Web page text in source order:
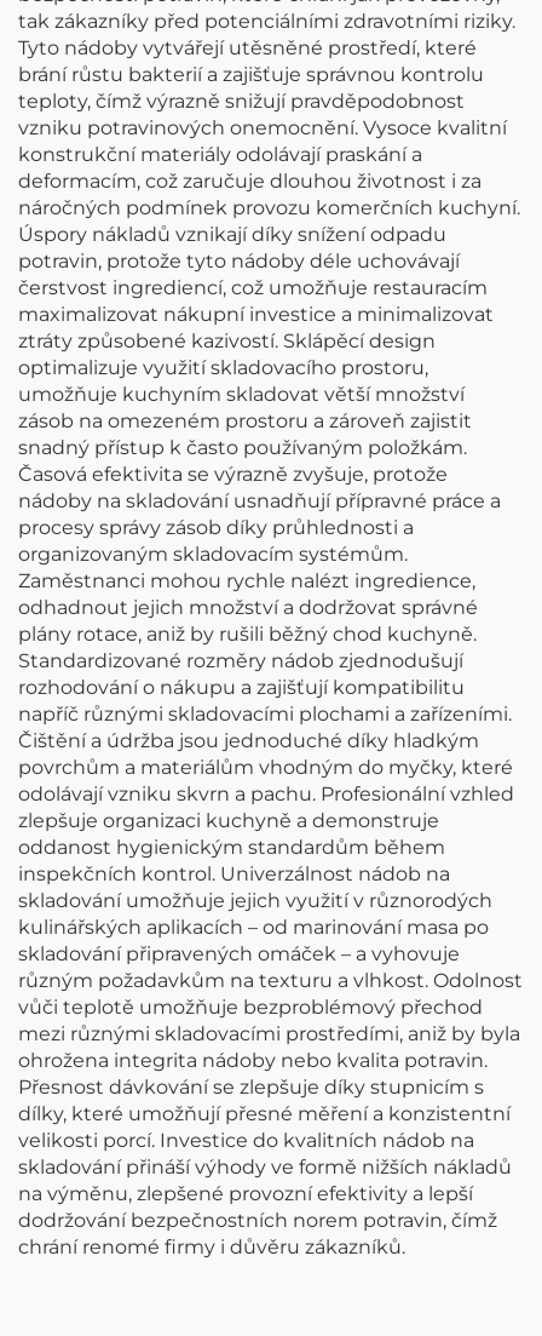
tak zákazníky před potenciálními zdravotními riziky.
Tyto nádoby vytvářejí utěsněné prostředí, které
brání růstu bakterií a zajišťuje správnou kontrolu
teploty, čímž výrazně snižují pravděpodobnost
vzniku potravinových onemocnění. Vysoce kvalitní
konstrukční materiály odolávají praskání a
deformacím, což zaručuje dlouhou životnost i za
náročných podmínek provozu komerčních kuchyní.
Úspory nákladů vznikají díky snížení odpadu
potravin, protože tyto nádoby déle uchovávají
čerstvost ingrediencí, což umožňuje restauracím
maximalizovat nákupní investice a minimalizovat
ztráty způsobené kazivostí. Sklápěcí design
optimalizuje využití skladovacího prostoru,
umožňuje kuchyním skladovat větší množství
zásob na omezeném prostoru a zároveň zajistit
snadný přístup k často používaným položkám.
Časová efektivita se výrazně zvyšuje, protože
nádoby na skladování usnadňují přípravné práce a
procesy správy zásob díky průhlednosti a
organizovaným skladovacím systémům.
Zaměstnanci mohou rychle nalézt ingredience,
odhadnout jejich množství a dodržovat správné
plány rotace, aniž by rušili běžný chod kuchyně.
Standardizované rozměry nádob zjednodušují
rozhodování o nákupu a zajišťují kompatibilitu
napříč různými skladovacími plochami a zařízeními.
Čištění a údržba jsou jednoduché díky hladkým
povrchům a materiálům vhodným do myčky, které
odolávají vzniku skvrn a pachu. Profesionální vzhled
zlepšuje organizaci kuchyně a demonstruje
oddanost hygienickým standardům během
inspekčních kontrol. Univerzálnost nádob na
skladování umožňuje jejich využití v různorodých
kulinářských aplikacích – od marinování masa po
skladování připravených omáček – a vyhovuje
různým požadavkům na texturu a vlhkost. Odolnost
vůči teplotě umožňuje bezproblémový přechod
mezi různými skladovacími prostředími, aniž by byla
ohrožena integrita nádoby nebo kvalita potravin.
Přesnost dávkování se zlepšuje díky stupnicím s
dílky, které umožňují přesné měření a konzistentní
velikosti porcí. Investice do kvalitních nádob na
skladování přináší výhody ve formě nižších nákladů
na výměnu, zlepšené provozní efektivity a lepší
dodržování bezpečnostních norem potravin, čímž
chrání renomé firmy i důvěru zákazníků.